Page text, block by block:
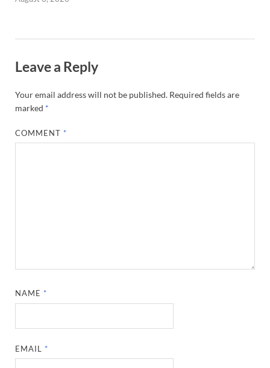
Leave a Reply
Your email address will not be published. Required fields are
marked *
COMMENT *
NAME *
EMAIL *